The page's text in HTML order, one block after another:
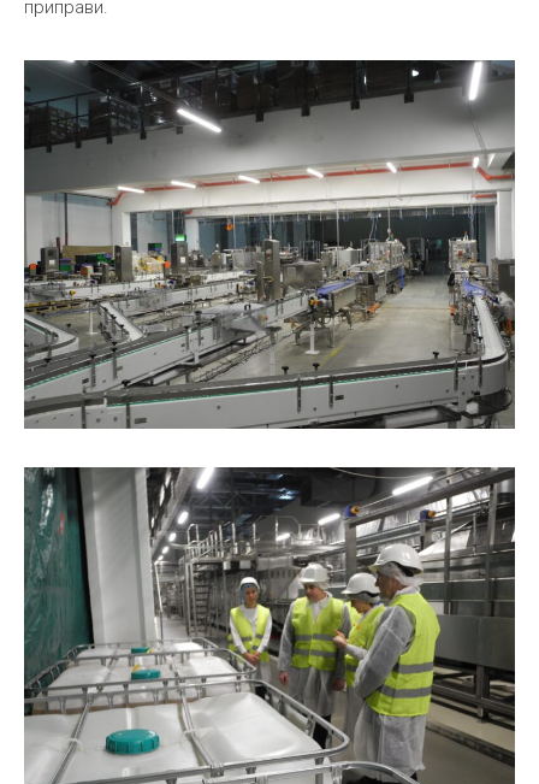
приправи.